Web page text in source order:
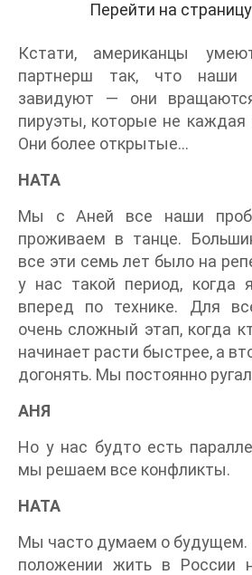
Перейти на
Кстати, американцы
партнерш так, что наши
завидуют — они
пируэты, которые не каждая
Они более открытые…
НАТА
Мы с Аней все наши
проживаем в танце.
все эти семь лет было на
у нас такой период, когда
вперед по технике. Для
очень сложный этап, когда
начинает расти быстрее, а
догонять. Мы постоянно
АНЯ
Но у нас будто есть
мы решаем все конфликты.
НАТА
Мы часто думаем о будущем.
положении жить в России